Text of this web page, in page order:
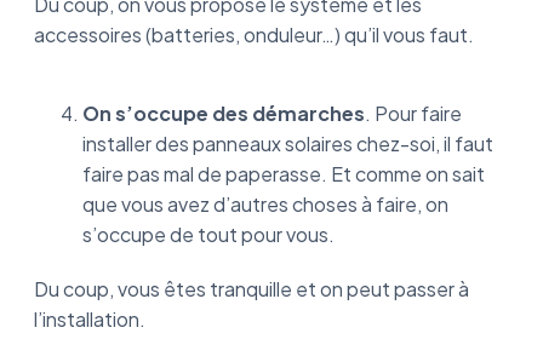
accessoires (batteries, onduleur…) qu’il vous faut.
On s’occupe des démarches. Pour faire
installer des panneaux solaires chez-soi, il faut
faire pas mal de paperasse. Et comme on sait
que vous avez d’autres choses à faire, on
s’occupe de tout pour vous.
Du coup, vous êtes tranquille et on peut passer à
l’installation.